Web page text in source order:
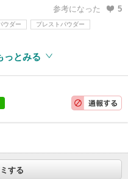
参考になった 5
ウダー プレストパウダー
っとみる
する